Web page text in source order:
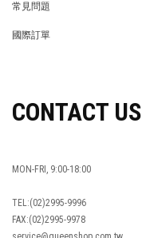
常見問題
國際訂單
CONTACT US
MON-FRI, 9:00-18:00
TEL:(02)2995-9996
FAX:(02)2995-9978